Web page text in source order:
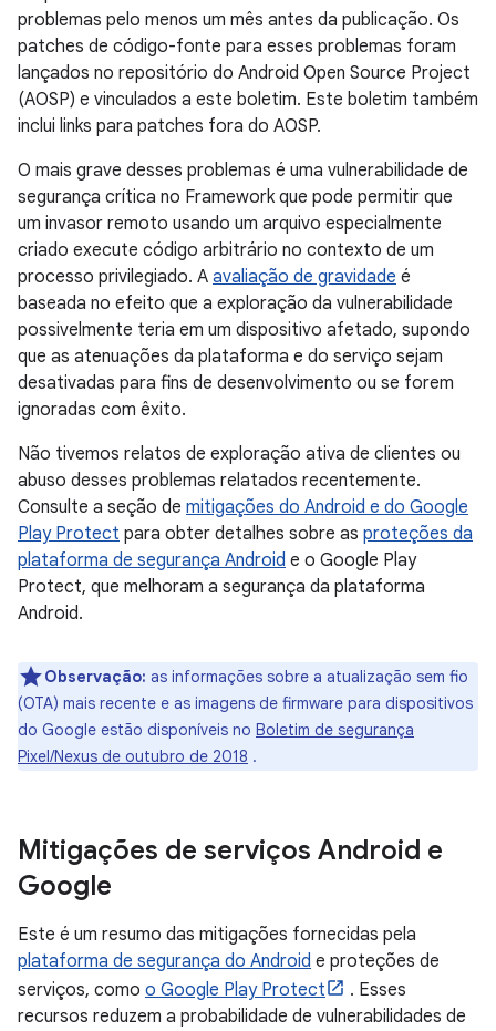
problemas pelo menos um mês antes da publicação. Os
patches de código-fonte para esses problemas foram
lançados no repositório do Android Open Source Project
(AOSP) e vinculados a este boletim. Este boletim também
inclui links para patches fora do AOSP.
O mais grave desses problemas é uma vulnerabilidade de
segurança crítica no Framework que pode permitir que
um invasor remoto usando um arquivo especialmente
criado execute código arbitrário no contexto de um
processo privilegiado. A avaliação de gravidade é
baseada no efeito que a exploração da vulnerabilidade
possivelmente teria em um dispositivo afetado, supondo
que as atenuações da plataforma e do serviço sejam
desativadas para fins de desenvolvimento ou se forem
ignoradas com êxito.
Não tivemos relatos de exploração ativa de clientes ou
abuso desses problemas relatados recentemente.
Consulte a seção de mitigações do Android e do Google
Play Protect para obter detalhes sobre as proteções da
plataforma de segurança Android e o Google Play
Protect, que melhoram a segurança da plataforma
Android.
Observação: as informações sobre a atualização sem fio
(OTA) mais recente e as imagens de firmware para dispositivos
do Google estão disponíveis no Boletim de segurança
Pixel/Nexus de outubro de 2018 .
Mitigações de serviços Android e
Google
Este é um resumo das mitigações fornecidas pela
plataforma de segurança do Android e proteções de
serviços, como o Google Play Protect
. Esses
recursos reduzem a probabilidade de vulnerabilidades de